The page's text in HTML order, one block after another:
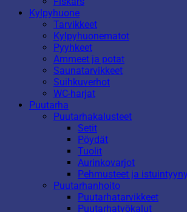
Kylpyhuone
Tarvikkeet
Kylpyhuonematot
Pyyhkeet
Ammeet ja potat
Saunatarvikkeet
Suihkuverhot
WC-harjat
Puutarha
Puutarhakalusteet
Setit
Pöydät
Tuolit
Aurinkovarjot
Pehmusteet ja
Puutarhanhoito
Puutarhatarvikkeet
Puutarhatyökalut